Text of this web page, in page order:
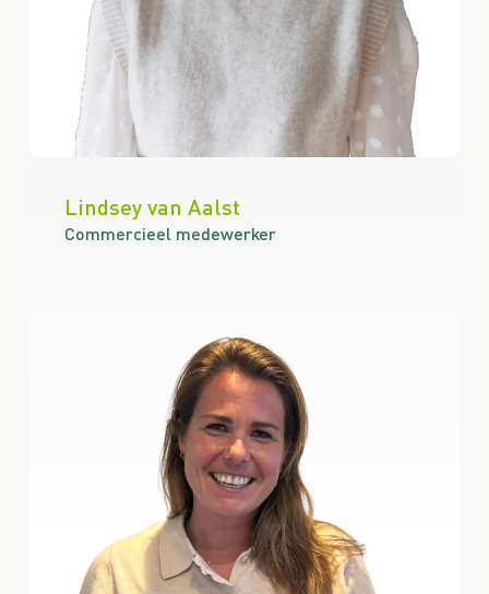
Lindsey van Aalst
Commercieel medewerker